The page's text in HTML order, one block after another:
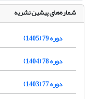
شماره‌های پیشین نشریه
دوره 79 (1405)
دوره 78 (1404)
دوره 77 (1403)